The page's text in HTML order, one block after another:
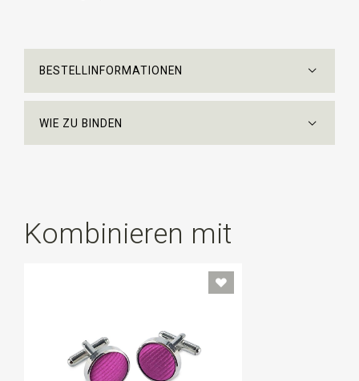
BESTELLINFORMATIONEN
WIE ZU BINDEN
Kombinieren mit